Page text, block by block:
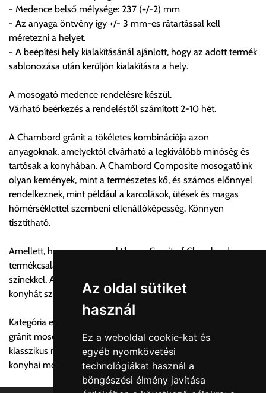
Az oldal sütiket
használ
Ez a weboldal cookie-kat és
egyéb nyomkövetési
technológiákat használ a
böngészési élmény javítása
Budapesti szállítások:
1, Budapestre kért szállítás esetén az általános szállítás
helyett időre történő extra szállítás kérése is lehetséges
egyedi áron. A szállítás megbeszélt időablakban lehetőség
megjelöléssel kérhető munkanapokon 09.00 - 15.00 között.
A költséget a megrendeléskor rendelt termék/termékek,
számolja, valamint visszaigazolja.
Az árak csak a címre való szállítást tartalmazzák
anyagmozgatás, be- illetve felszállítás nélkül.
Az árak az utánvét és értékbevallási díjat nem tartalmazzák.
Utánvét díjak:
között az utánvét díj összege bruttó 600 forint.
2, 200.000-500.000 forint szállítónak fizetett vásárlási
ellenérték között az utánvét díj összege bruttó 1200 forint.
3, 500.000-1.000.000 forint szállítónak fizetett vásárlási
ellenérték között az utánvét díj összege bruttó 1900 forint.
Utánvét díjat csak abban az esetben fizetendő, amennyiben a
terméket a szállítónak kívánja kifizetni készpénzben. Utalásos
teljesítés esetén utánvétdíj nincs.
- Medence belső mélysége: 237 (+/-2) mm
- Az anyaga öntvény így +/- 3 mm-es rátartással kell
méretezni a helyet.
- A beépítési hely kialakításánál ajánlott, hogy az adott termék
sablonozása után kerüljön kialakításra a hely.
A mosogató medence rendelésre készül.
Várható beérkezés a rendeléstől számított 2-10 hét.
A Chambord gránit a tökéletes kombinációja azon
anyagoknak, amelyektől elvárható a legkiválóbb minőség és
tartósak a konyhában. A Chambord Composite mosogatóink
olyan kemények, mint a természetes kő, és számos előnnyel
rendelkeznek, mint például a karcolások, ütések és magas
hőmérséklettel szembeni ellenállóképesség. Könnyen
tisztítható.
Amellett, hogy nagyon praktikus, a Granit of Chambord
termékcsalád egy különleges design mély és intenzív
színekkel. A mosogatóink az idő múlására készülnek, és a
konyhát színvonalát és fokozzák.
Kategória egyéb megnevezései:
gránit mosogató, angol mosogató, rusztikus mosogató,
klasszikus mosogató, szoknyás mosogató, önálló mosogató,
konyhai mosogató